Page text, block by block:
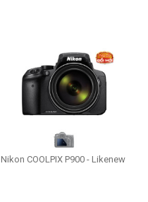
Nikon COOLPIX P900 - Likenew